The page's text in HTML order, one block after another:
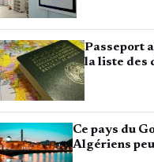
Passeport
la liste des
Ce pays du
Algériens